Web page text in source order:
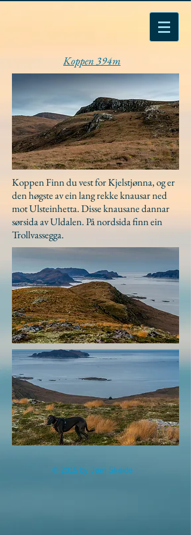
Koppen 394m
Koppen Finn du vest for Kjelstjønna, og er
den høgste av ein lang rekke knausar ned
mot Ulsteinhetta. Disse knausane dannar
sørsida av Uldalen. På nordsida finn ein
Trollvassegga.
© 2015 by Jørn Skeide.